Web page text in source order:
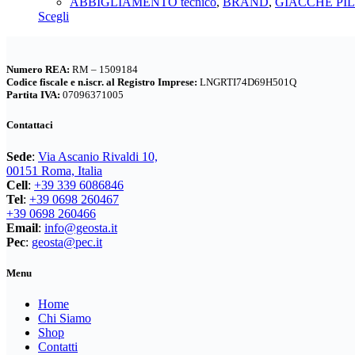
essere
scelte
del
prodotto
Scegli
varianti.
Le
opzioni
nella
pagina
del
prodotto
Numero REA: RM – 1509184
Codice fiscale e n.iscr. al Registro Imprese: LNGRTI74D69H501Q
Partita IVA: 07096371005
Contattaci
Sede: Via Ascanio Rivaldi 10,
00151 Roma, Italia
Cell: +39 339 6086846
Tel: +39 0698 260467
+39 0698 260466
Email: info@geosta.it
Pec: geosta@pec.it
Menu
Home
Chi Siamo
Shop
Contatti